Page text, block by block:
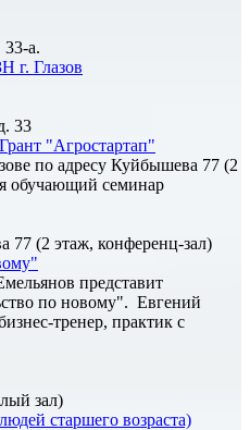
33-а.
г. Глазов
33
"Агростартап"
по адресу Куйбышева 77 (2
обучающий семинар
77 (2 этаж, конференц-зал)
представит
по новому". Евгений
тренер, практик с
зал)
старшего возраста)